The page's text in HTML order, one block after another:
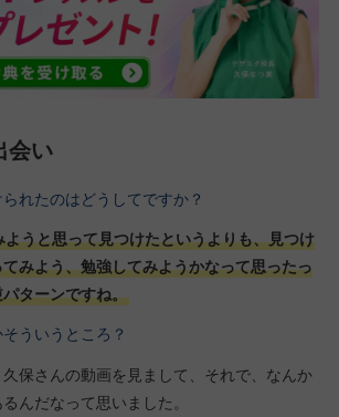
会い
れたのはどうしてですか？
うと思って見つけたというよりも、見つけ
みよう、勉強してみようかなって思ったっ
ターンですね。
ういうところ？
保さんの動画を見まして、それで、なんか
んだなって思いました。